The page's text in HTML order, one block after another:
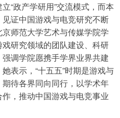
“政产学研用”交流模式，而本
证中国游戏与电竞研究不断
师范大学艺术与传媒学院学
研究领域的团队建设、科研
调学院愿携手学界业界共建
表示，“十五五”时期是游戏与
待各界同向同行，以学术年
，推动中国游戏与电竞事业